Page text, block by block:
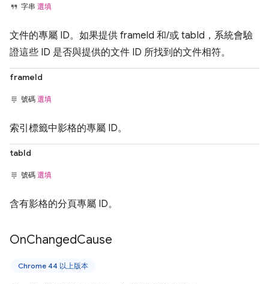
字串 選填
文件的專屬 ID。如果提供 frameId 和/或 tabId，系統會驗
證這些 ID 是否與提供的文件 ID 所找到的文件相符。
frameId
號碼 選填
索引標籤中影格的專屬 ID。
tabId
號碼 選填
含有影格的分頁專屬 ID。
OnChangedCause
Chrome 44 以上版本